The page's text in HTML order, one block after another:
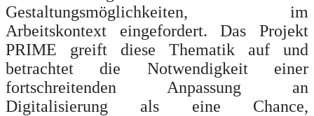
Gestaltungsmöglichkeiten, im
Arbeitskontext eingefordert. Das Projekt
PRIME greift diese Thematik auf und
betrachtet die Notwendigkeit einer
fortschreitenden Anpassung an
Digitalisierung als eine Chance,